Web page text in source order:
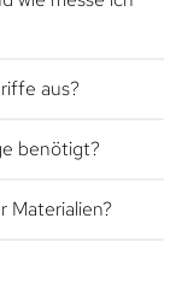
aus?
benötigt?
Materialien?